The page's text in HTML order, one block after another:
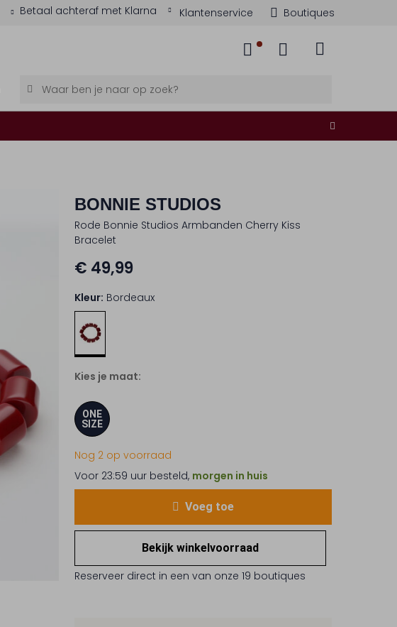
Betaal achteraf met Klarna Klantenservice Boutiques
BONNIE STUDIOS
Rode Bonnie Studios Armbanden Cherry Kiss
Bracelet
€ 49,99
Kleur: Bordeaux
Kies je maat:
ONE
SIZE
Nog 2 op voorraad
Voor 23:59 uur besteld, morgen in huis
Voeg toe
Bekijk winkelvoorraad
Reserveer direct in een van onze 19 boutiques